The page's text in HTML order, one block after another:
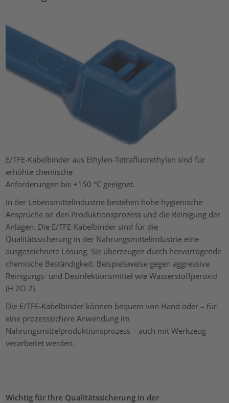
E/TFE-Kabelbinder aus Ethylen-Tetrafluorethylen sind für
erhöhte chemische
Anforderungen bis +150 °C geeignet.
In der Lebensmittelindustrie bestehen hohe hygienische
Ansprüche an den Produktionsprozess und die Reinigung der
Anlagen. Die E/TFE-Kabelbinder sind für die
Qualitätssicherung in der Nahrungsmittelindustrie eine
ausgezeichnete Lösung. Sie überzeugen durch hervorragende
chemische Beständigkeit. Beispielsweise gegen aggressive
Reinigungs- und Desinfektionsmittel wie Wasserstoffperoxid
(H 2O 2).
Die E/TFE-Kabelbinder können bequem von Hand oder – für
eine prozesssichere Anwendung im
Nahrungsmittelproduktionsprozess – auch mit Werkzeug
verarbeitet werden.
Wichtig für Ihre Qualitätssicherung in der